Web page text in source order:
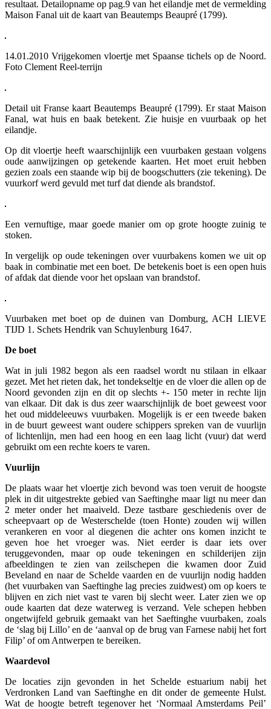
resultaat. Detailopname op pag.9 van het eilandje met de vermelding
Maison Fanal uit de kaart van Beautemps Beaupré (1799).
14.01.2010 Vrijgekomen vloertje met Spaanse tichels op de Noord.
Foto Clement Reel-terrijn
Detail uit Franse kaart Beautemps Beaupré (1799). Er staat Maison
Fanal, wat huis en baak betekent. Zie huisje en vuurbaak op het
eilandje.
Op dit vloertje heeft waarschijnlijk een vuurbaken gestaan volgens
oude aanwijzingen op getekende kaarten. Het moet eruit hebben
gezien zoals een staande wip bij de boogschutters (zie tekening). De
vuurkorf werd gevuld met turf dat diende als brandstof.
Een vernuftige, maar goede manier om op grote hoogte zuinig te
stoken.
In vergelijk op oude tekeningen over vuurbakens komen we uit op
baak in combinatie met een boet. De betekenis boet is een open huis
of afdak dat diende voor het opslaan van brandstof.
Vuurbaken met boet op de duinen van Domburg, ACH LIEVE
TIJD 1. Schets Hendrik van Schuylenburg 1647.
De boet
Wat in juli 1982 begon als een raadsel wordt nu stilaan in elkaar
gezet. Met het rieten dak, het tondekseltje en de vloer die allen op de
Noord gevonden zijn en dit op slechts +- 150 meter in rechte lijn
van elkaar. Dit dak is dus zeer waarschijnlijk de boet geweest voor
het oud middeleeuws vuurbaken. Mogelijk is er een tweede baken
in de buurt geweest want oudere schippers spreken van de vuurlijn
of lichtenlijn, men had een hoog en een laag licht (vuur) dat werd
gebruikt om een rechte koers te varen.
Vuurlijn
De plaats waar het vloertje zich bevond was toen veruit de hoogste
plek in dit uitgestrekte gebied van Saeftinghe maar ligt nu meer dan
2 meter onder het maaiveld. Deze tastbare geschiedenis over de
scheepvaart op de Westerschelde (toen Honte) zouden wij willen
verankeren en voor al diegenen die achter ons komen inzicht te
geven hoe het vroeger was. Niet eerder is daar iets over
teruggevonden, maar op oude tekeningen en schilderijen zijn
afbeeldingen te zien van zeilschepen die kwamen door Zuid
Beveland en naar de Schelde vaarden en de vuurlijn nodig hadden
(het vuurbaken van Saeftinghe lag precies zuidwest) om op koers te
blijven en zich niet vast te varen bij slecht weer. Later zien we op
oude kaarten dat deze waterweg is verzand. Vele schepen hebben
ongetwijfeld gebruik gemaakt van het Saeftinghe vuurbaken, zoals
de ‘slag bij Lillo’ en de ‘aanval op de brug van Farnese nabij het fort
Filip’ of om Antwerpen te bereiken.
Waardevol
De locaties zijn gevonden in het Schelde estuarium nabij het
Verdronken Land van Saeftinghe en dit onder de gemeente Hulst.
Wat de hoogte betreft tegenover het ‘Normaal Amsterdams Peil’